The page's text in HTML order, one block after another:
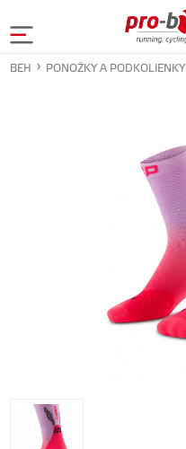
BEH PONOŽKY A PODKOLIENKY